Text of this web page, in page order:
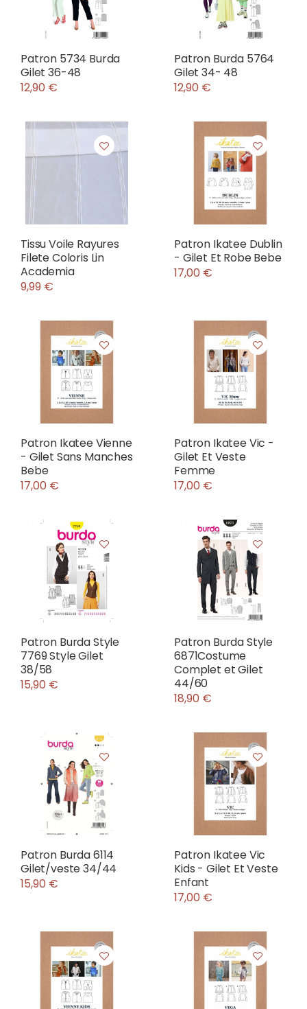
Patron 5734 Burda
Gilet 36-48
12,90 €
Patron Burda 5764
Gilet 34- 48
12,90 €
Tissu Voile Rayures
Filete Coloris Lin
Academia
9,99 €
Patron Ikatee Dublin
- Gilet Et Robe Bebe
17,00 €
Patron Ikatee Vienne
- Gilet Sans Manches
Bebe
17,00 €
Patron Ikatee Vic -
Gilet Et Veste
Femme
17,00 €
Patron Burda Style
7769 Style Gilet
38/58
15,90 €
Patron Burda Style
6871Costume
Complet et Gilet
44/60
18,90 €
Patron Burda 6114
Gilet/veste 34/44
15,90 €
Patron Ikatee Vic
Kids - Gilet Et Veste
Enfant
17,00 €